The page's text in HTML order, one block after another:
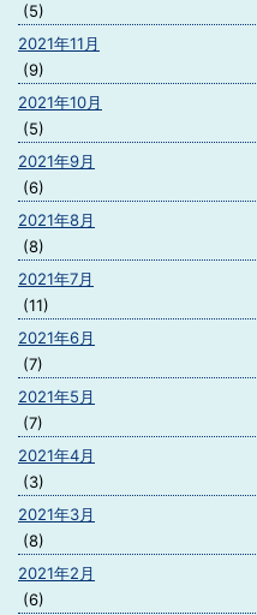
(5)
2021年11月
(9)
2021年10月
(5)
2021年9月
(6)
2021年8月
(8)
2021年7月
(11)
2021年6月
(7)
2021年5月
(7)
2021年4月
(3)
2021年3月
(8)
2021年2月
(6)